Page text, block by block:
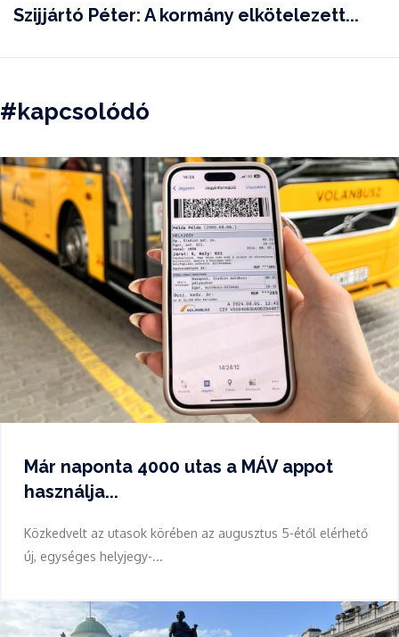
Szijjártó Péter: A kormány elkötelezett...
#kapcsolódó
Már naponta 4000 utas a MÁV appot
használja...
Közkedvelt az utasok körében az augusztus 5-étől elérhető
új, egységes helyjegy-...